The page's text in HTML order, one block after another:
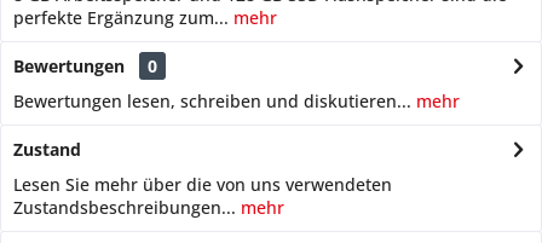
perfekte Ergänzung zum... mehr
Bewertungen
0
Bewertungen lesen, schreiben und diskutieren... mehr
Zustand
Lesen Sie mehr über die von uns verwendeten
Zustandsbeschreibungen... mehr